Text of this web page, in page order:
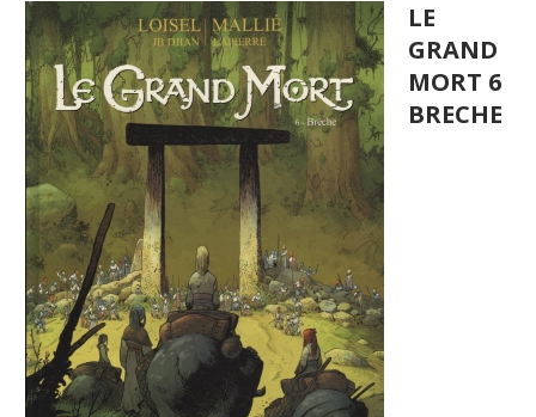
LE
GRAND
MORT 6
BRECHE